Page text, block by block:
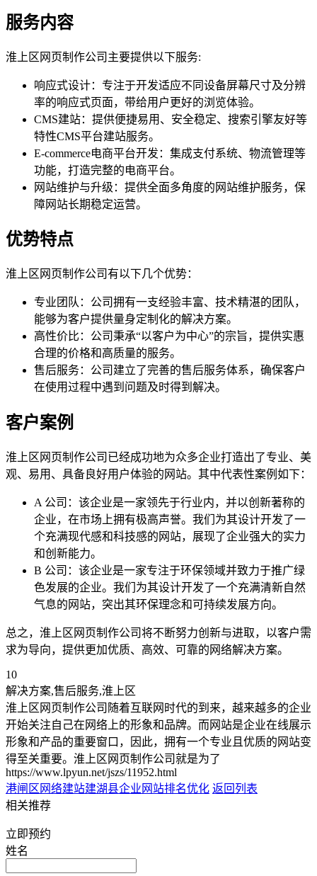
服务内容
淮上区网页制作公司主要提供以下服务:
响应式设计：专注于开发适应不同设备屏幕尺寸及分辨
率的响应式页面，带给用户更好的浏览体验。
CMS建站：提供便捷易用、安全稳定、搜索引擎友好等
特性CMS平台建站服务。
E-commerce电商平台开发：集成支付系统、物流管理等
功能，打造完整的电商平台。
网站维护与升级：提供全面多角度的网站维护服务，保
障网站长期稳定运营。
优势特点
淮上区网页制作公司有以下几个优势：
专业团队：公司拥有一支经验丰富、技术精湛的团队，
能够为客户提供量身定制化的解决方案。
高性价比：公司秉承“以客户为中心”的宗旨，提供实惠
合理的价格和高质量的服务。
售后服务：公司建立了完善的售后服务体系，确保客户
在使用过程中遇到问题及时得到解决。
客户案例
淮上区网页制作公司已经成功地为众多企业打造出了专业、美
观、易用、具备良好用户体验的网站。其中代表性案例如下：
A 公司：该企业是一家领先于行业内，并以创新著称的
企业，在市场上拥有极高声誉。我们为其设计开发了一
个充满现代感和科技感的网站，展现了企业强大的实力
和创新能力。
B 公司：该企业是一家专注于环保领域并致力于推广绿
色发展的企业。我们为其设计开发了一个充满清新自然
气息的网站，突出其环保理念和可持续发展方向。
总之，淮上区网页制作公司将不断努力创新与进取，以客户需
求为导向，提供更加优质、高效、可靠的网络解决方案。
10
解决方案,售后服务,淮上区
淮上区网页制作公司随着互联网时代的到来，越来越多的企业
开始关注自己在网络上的形象和品牌。而网站是企业在线展示
形象和产品的重要窗口，因此，拥有一个专业且优质的网站变
得至关重要。淮上区网页制作公司就是为了
https://www.lpyun.net/jszs/11952.html
港闸区网络建站建湖县企业网站排名优化 返回列表
相关推荐
立即预约
姓名